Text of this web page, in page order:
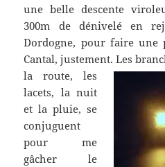
une belle descente
300m de dénivelé en
Dordogne, pour faire une
Cantal, justement. Les
la route, les
lacets, la nuit
et la pluie, se
conjuguent
pour me
gâcher le